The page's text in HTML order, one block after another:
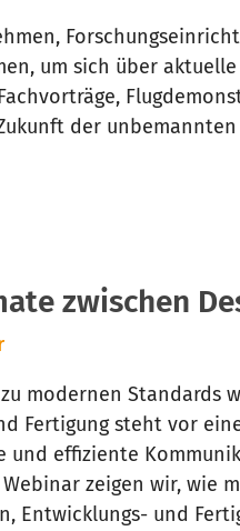
um sich über
der
zwischen
modernen Standards
Fertigung steht vor
effiziente
zeigen wir, wie
Entwicklungs- und